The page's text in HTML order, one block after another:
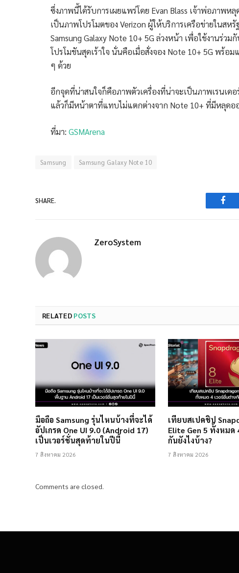
ซึ่งภาพนี้ได้รับการเผยแพร่โดย Evan Blass เจ้าพ่อภาพห
เป็นภาพโปรโมตของ Verizon ผู้ให้บริการเครือข่ายในสห
Samsung Galaxy Note 10+ 5G ล่วงหน้า เพื่อใช้งานร่ว
โปรโมชันสุดเร้าใจ นั่นคือเมื่อสั่งจอง Note 10+ 5G พร้
ๆ ด้วย
อีกจุดที่น่าสนใจก็คือภาพตัวเครื่องที่น่าจะเป็นภาพเรนเด
แล้วก็มีหน้าตาที่แทบไม่แตกต่างจาก Note 10+ ที่มีหลุดอ
ที่มา: GSMArena
Samsung Samsung Galaxy Note 10
SHARE.
ZeroSystem
RELATED POSTS
มือถือ Samsung รุ่นไหนบ้างที่จะได้
อัปเกรด One UI 9.0 (Android 17)
เป็นเวอร์ชั่นสุดท้ายในปีนี้
7 สิงหาคม 2026
เทียบสเปคชิป
Elite Gen 5 ทั้งหมด
กันยังไงบ้าง?
7 สิงหาคม 2026
Comments are closed.